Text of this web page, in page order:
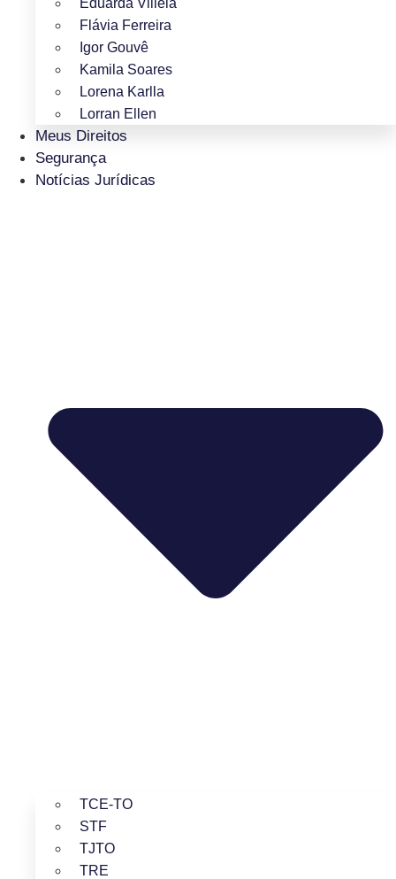
Eduarda Villela
Flávia Ferreira
Igor Gouvê
Kamila Soares
Lorena Karlla
Lorran Ellen
Meus Direitos
Segurança
Notícias Jurídicas
TCE-TO
STF
TJTO
TRE